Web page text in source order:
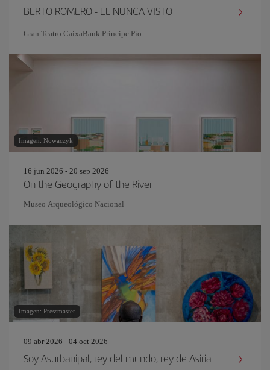
BERTO ROMERO - EL NUNCA VISTO
Gran Teatro CaixaBank Príncipe Pío
Imagen: Nowaczyk
16 jun 2026 - 20 sep 2026
On the Geography of the River
Museo Arqueológico Nacional
Imagen: Pressmaster
09 abr 2026 - 04 oct 2026
Soy Asurbanipal, rey del mundo, rey de Asiria